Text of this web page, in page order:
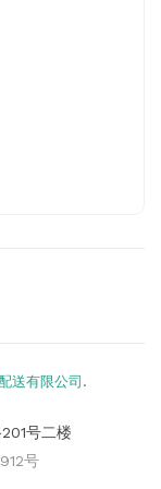
送有限公司 .
号二楼
号